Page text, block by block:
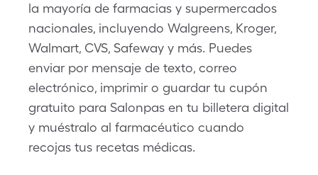
la mayoría de farmacias y supermercados
nacionales, incluyendo Walgreens, Kroger,
Walmart, CVS, Safeway y más. Puedes
enviar por mensaje de texto, correo
electrónico, imprimir o guardar tu cupón
gratuito para Salonpas en tu billetera digital
y muéstralo al farmacéutico cuando
recojas tus recetas médicas.